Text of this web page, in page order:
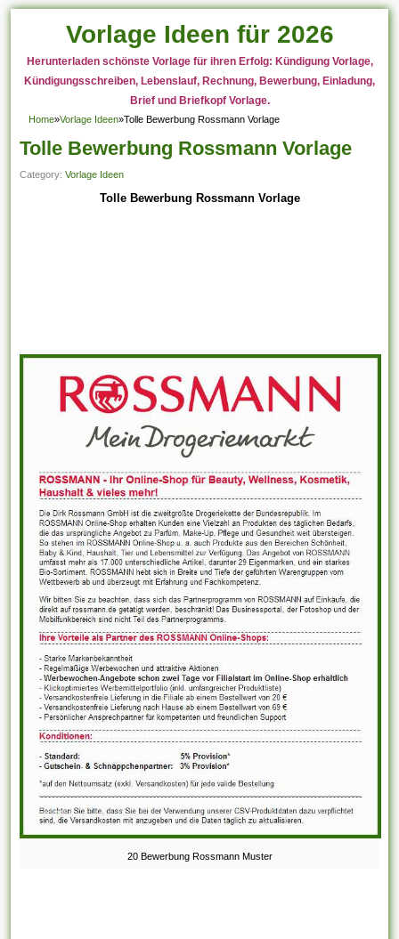
Vorlage Ideen für 2026
Herunterladen schönste Vorlage für ihren Erfolg: Kündigung Vorlage,
Kündigungsschreiben, Lebenslauf, Rechnung, Bewerbung, Einladung,
Brief und Briefkopf Vorlage.
Home»Vorlage Ideen»Tolle Bewerbung Rossmann Vorlage
Tolle Bewerbung Rossmann Vorlage
Category:Vorlage Ideen
Tolle Bewerbung Rossmann Vorlage
20 Bewerbung Rossmann Muster